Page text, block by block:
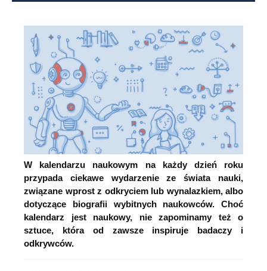
W kalendarzu naukowym na każdy dzień roku
przypada ciekawe wydarzenie ze świata nauki,
związane wprost z odkryciem lub wynalazkiem, albo
dotyczące biografii wybitnych naukowców. Choć
kalendarz jest naukowy, nie zapominamy też o
sztuce, która od zawsze inspiruje badaczy i
odkrywców.